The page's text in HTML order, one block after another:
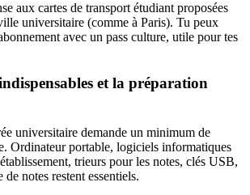
aux cartes de transport étudiant proposées
universitaire (comme à Paris). Tu peux
avec un pass culture, utile pour tes
et la préparation
universitaire demande un minimum de
Ordinateur portable, logiciels informatiques
trieurs pour les notes, clés USB,
notes restent essentiels.